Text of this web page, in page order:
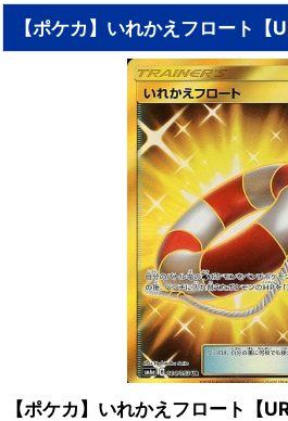
【ポケカ】いれかえフロート
【ポケカ】いれかえフロート